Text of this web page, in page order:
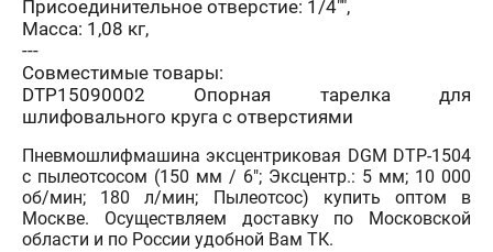
Присоединительное отверстие: 1/4"",
Масса: 1,08 кг,
---
Совместимые товары:
DTP15090002 Опорная тарелка для
шлифовального круга с отверстиями
Пневмошлифмашина эксцентриковая DGM DTP-1504
с пылеотсосом (150 мм / 6"; Эксцентр.: 5 мм; 10 000
об/мин; 180 л/мин; Пылеотсос) купить оптом в
Москве. Осуществляем доставку по Московской
области и по России удобной Вам ТК.